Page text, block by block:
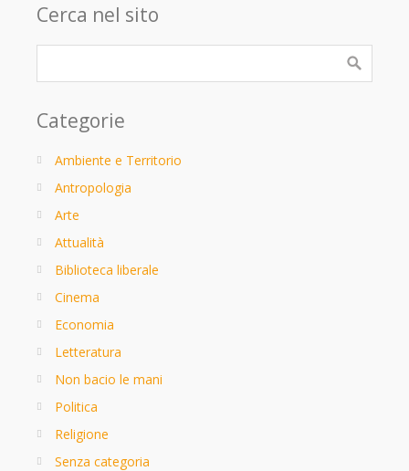
Cerca nel sito
Categorie
Ambiente e Territorio
Antropologia
Arte
Attualità
Biblioteca liberale
Cinema
Economia
Letteratura
Non bacio le mani
Politica
Religione
Senza categoria